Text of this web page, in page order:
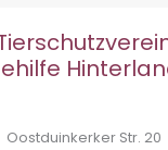
Oostduinkerker Str. 20